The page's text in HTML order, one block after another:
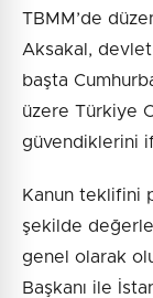
TBMM’de
Aksakal,
başta
üzere Türkiye
güvendiklerini
Kanun teklifini
şekilde
genel olarak
Başkanı ile